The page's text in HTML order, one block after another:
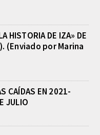
requeridos los
en la vivienda de
Caminos 1.200,
que participaba de la
hoy el cuerpo sin
HISTORIA DE IZA» DE
(Enviado por Marina
CAÍDAS EN 2021-
JULIO